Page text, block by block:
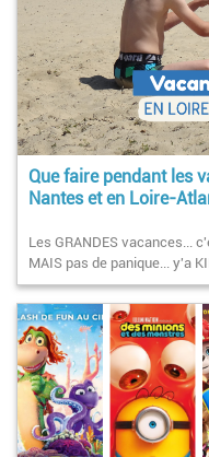
Que faire pendant les
Nantes et en Loire-
Les GRANDES vacances...
MAIS pas de panique... y'a